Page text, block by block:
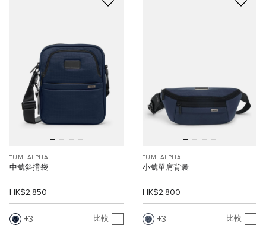
TUMI ALPHA
中號斜揹袋
HK$2,850
3 比較
TUMI ALPHA
小號單肩背囊
HK$2,800
3 比較